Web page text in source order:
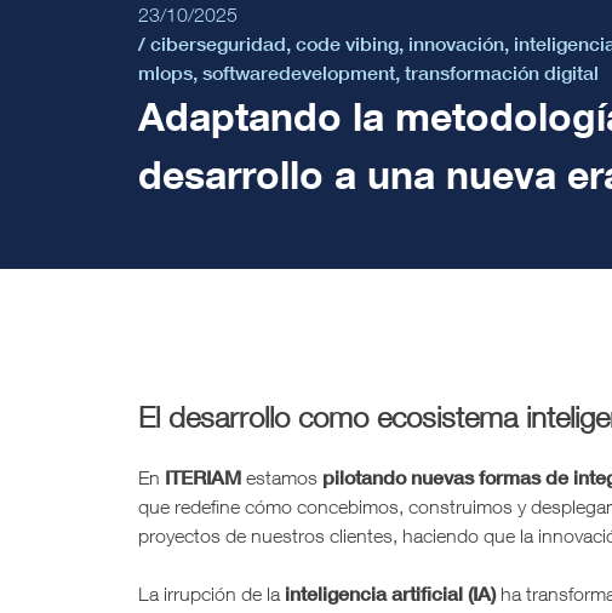
23/10/2025
/ ciberseguridad, code vibing, innovación,
mlops, softwaredevelopment, transformación digital
Adaptando la
desarrollo a una nueva
El desarrollo como ecosistema
En ITERIAM estamos pilotando nuevas formas de
que redefine cómo concebimos, construimos y
proyectos de nuestros clientes, haciendo que la
La irrupción de la inteligencia artificial (IA)ha